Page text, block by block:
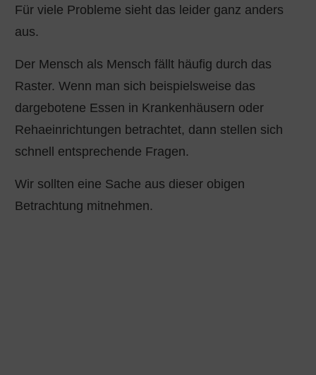
Für viele Probleme sieht das leider ganz anders
aus.
Der Mensch als Mensch fällt häufig durch das
Raster. Wenn man sich beispielsweise das
dargebotene Essen in Krankenhäusern oder
Rehaeinrichtungen betrachtet, dann stellen sich
schnell entsprechende Fragen.
Wir sollten eine Sache aus dieser obigen
Betrachtung mitnehmen.